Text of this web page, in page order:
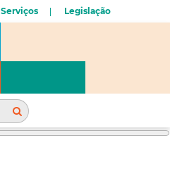
Serviços Legislação